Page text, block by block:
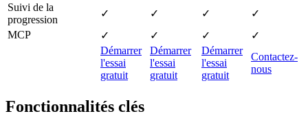
Suivi de la
progression
✓ ✓ ✓
✓
MCP
✓ ✓ ✓
✓
Démarrer
l'essai
gratuit
Démarrer
l'essai
gratuit
Démarrer
l'essai
gratuit
Contactez-
nous
Fonctionnalités clés